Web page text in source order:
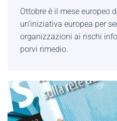
Ottobre è il mese europeo
un’iniziativa europea per
organizzazioni ai rischi
porvi rimedio.